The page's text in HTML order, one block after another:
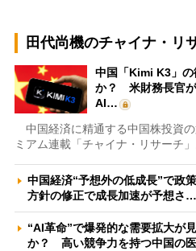
田代尚機のチャイナ・リ
中国「Kimi K3」の
か？ 米財務長官が
AI…
中国経済に精通する中国株投資
ミアム連載「チャイナ・リサーチ
中国経済“予想外の低成長”で政
方針の修正で成長加速が予想さ…
“AI革命”で爆発的な需要拡大が
か？ 高い競争力を持つ中国の